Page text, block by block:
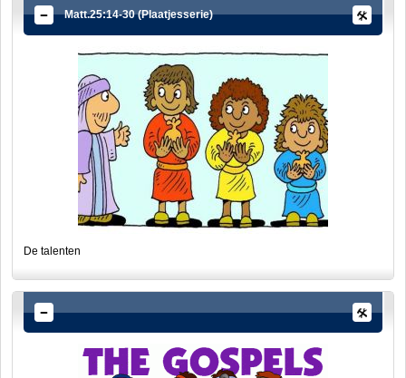
Matt.25:14-30 (Plaatjesserie)
De talenten